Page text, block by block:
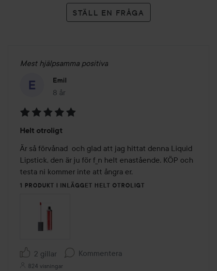
STÄLL EN FRÅGA
Mest hjälpsamma positiva
Emil
8 år
Inlägget skapades 8 år
5
av
5
Helt otroligt
Är så förvånad  och glad att jag hittat denna Liquid
Lipstick, den är ju för f_n helt enastående. KÖP och
testa ni kommer inte att ångra er.
1 PRODUKT I INLÄGGET HELT OTROLIGT
2 gillar Kommentera
824 visningar